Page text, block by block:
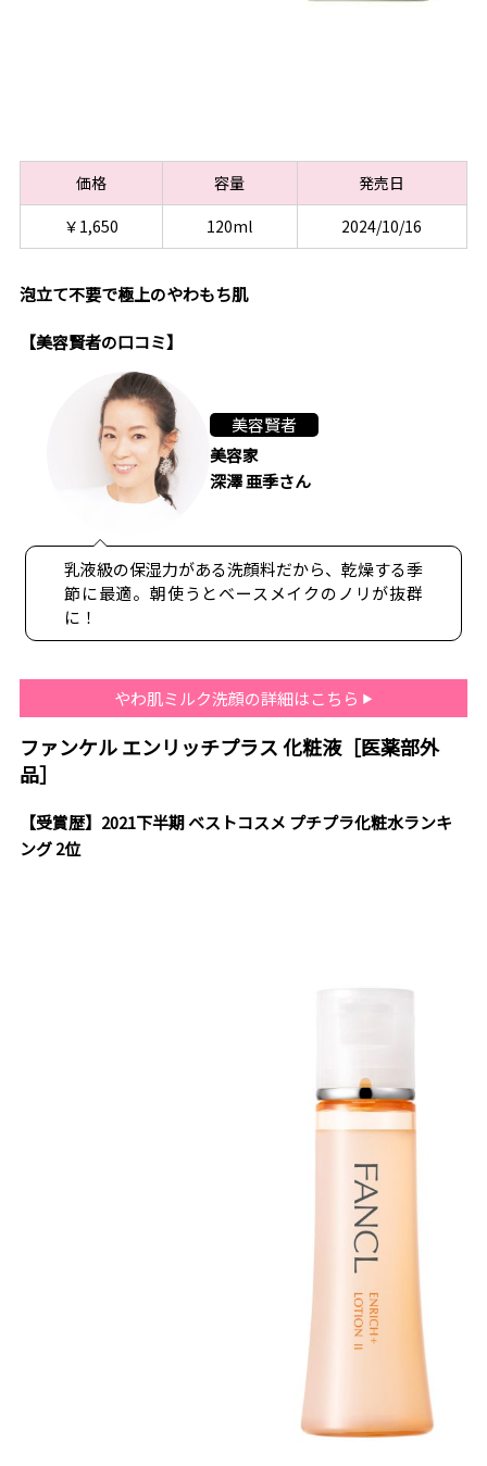
価格 容量
発売日
￥1,650
120ml 2024/10/16
泡立て不要で極上のやわもち肌
【美容賢者の口コミ】
美容賢者
美容家
深澤 亜季さん
乳液級の保湿力がある洗顔料だから、乾燥する季
節に最適。朝使うとベースメイクのノリが抜群
に！
やわ肌ミルク洗顔の詳細はこちら
ファンケル エンリッチプラス 化粧液［医薬部外
品］
【受賞歴】2021下半期 ベストコスメ プチプラ化粧水ランキ
ング 2位